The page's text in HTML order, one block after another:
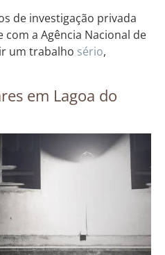
de investigação privada
com a Agência Nacional de
um trabalho sério,
em Lagoa do